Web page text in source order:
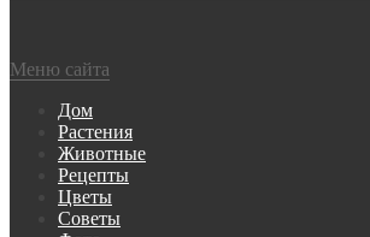
Меню сайта
Дом
Растения
Животные
Рецепты
Цветы
Советы